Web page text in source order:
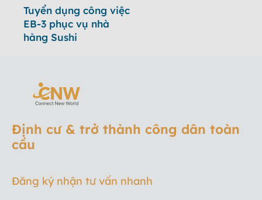
Tuyển dụng công việc
EB-3 phục vụ nhà
hàng Sushi
Định cư & trở thành công dân toàn
cầu
Đăng ký nhận tư vấn nhanh